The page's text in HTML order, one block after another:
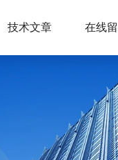
技术文章 在线